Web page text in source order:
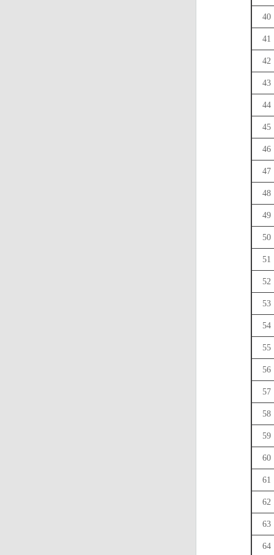
40
41
42
43
44
45
46
47
48
49
50
51
52
53
54
55
56
57
58
59
60
61
62
63
64